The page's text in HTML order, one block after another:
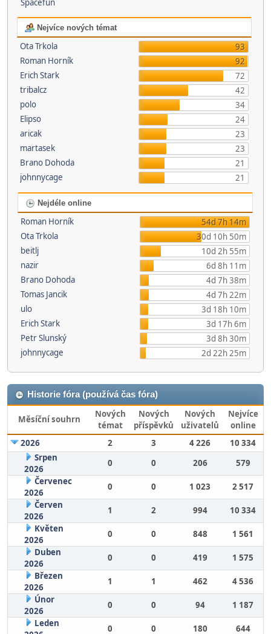
Spacefun
Nejvíce nových témat
Ota Trkola
93
Roman Horník
92
Erich Stark
72
tribalcz
42
polo
34
Elipso
24
aricak
23
martasek
23
Brano Dohoda
21
johnnycage
21
Nejdéle online
Roman Horník
54d 7h 14m
Ota Trkola
30d 10h 50m
beitlj
10d 2h 55m
nazir
6d 8h 11m
Brano Dohoda
4d 7h 38m
Tomas Jancik
4d 7h 22m
ulo
3d 18h 10m
Erich Stark
3d 17h 6m
Petr Slunský
3d 8h 30m
johnnycage
2d 22h 25m
Historie fóra (používá čas fóra)
Měsíční souhrn
Nových
témat
Nových
příspěvků
Nových
uživatelů
Nejvíce
online
2026
2 3 4 226
10 334
Srpen
2026
0 0 206
579
Červenec
2026
0 0 1 023
2 517
Červen
2026
1 2 994
10 334
Květen
2026
0 0 848
1 561
Duben
2026
0 0 419
1 575
Březen
2026
1 1 462
4 536
Únor
2026
0 0 94
1 187
Leden
0 0 180 644